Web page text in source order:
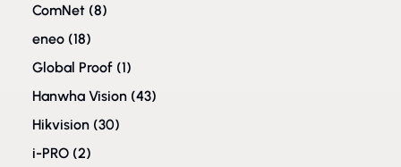
ComNet (8)
eneo (18)
Global Proof (1)
Hanwha Vision (43)
Hikvision (30)
i-PRO (2)